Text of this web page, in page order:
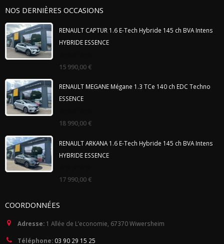
NOS DERNIÈRES OCCASIONS
RENAULT CAPTUR 1.6 E-Tech Hybride 145 ch BVA Intens
HYBRIDE ESSENCE
out
15 990,00 €
RENAULT MEGANE Mégane 1.3 TCe 140 ch EDC Techno
ESSENCE
out
18 990,00 €
RENAULT ARKANA 1.6 E-Tech Hybride 145 ch BVA Intens
HYBRIDE ESSENCE
out
17 990,00 €
COORDONNÉES
Adresse: 1 Allée de L’economie, 67370 Wiwersheim
Téléphone: 03 90 29 15 25